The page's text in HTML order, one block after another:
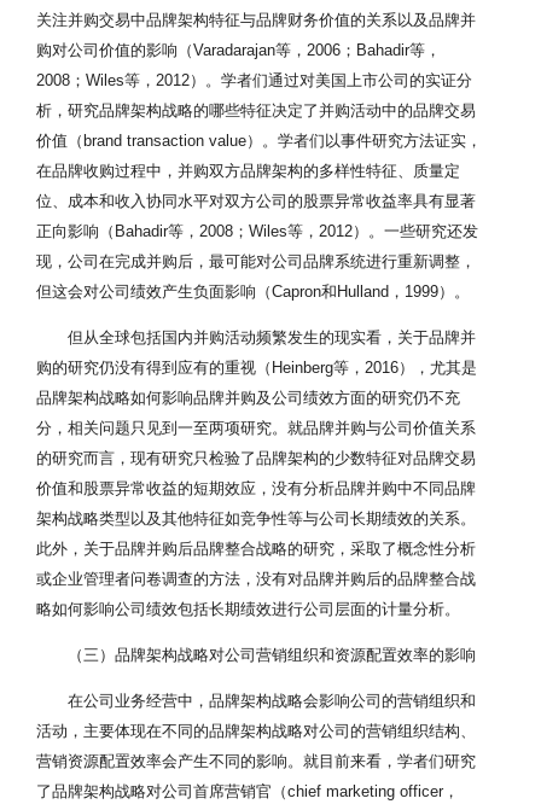
关注并购交易中品牌架构特征与品牌财务价值的关系以及品牌并
购对公司价值的影响（Varadarajan等，2006；Bahadir等，
2008；Wiles等，2012）。学者们通过对美国上市公司的实证分
析，研究品牌架构战略的哪些特征决定了并购活动中的品牌交易
价值（brand transaction value）。学者们以事件研究方法证实，
在品牌收购过程中，并购双方品牌架构的多样性特征、质量定
位、成本和收入协同水平对双方公司的股票异常收益率具有显著
正向影响（Bahadir等，2008；Wiles等，2012）。一些研究还发
现，公司在完成并购后，最可能对公司品牌系统进行重新调整，
但这会对公司绩效产生负面影响（Capron和Hulland，1999）。
但从全球包括国内并购活动频繁发生的现实看，关于品牌并
购的研究仍没有得到应有的重视（Heinberg等，2016），尤其是
品牌架构战略如何影响品牌并购及公司绩效方面的研究仍不充
分，相关问题只见到一至两项研究。就品牌并购与公司价值关系
的研究而言，现有研究只检验了品牌架构的少数特征对品牌交易
价值和股票异常收益的短期效应，没有分析品牌并购中不同品牌
架构战略类型以及其他特征如竞争性等与公司长期绩效的关系。
此外，关于品牌并购后品牌整合战略的研究，采取了概念性分析
或企业管理者问卷调查的方法，没有对品牌并购后的品牌整合战
略如何影响公司绩效包括长期绩效进行公司层面的计量分析。
（三）品牌架构战略对公司营销组织和资源配置效率的影响
在公司业务经营中，品牌架构战略会影响公司的营销组织和
活动，主要体现在不同的品牌架构战略对公司的营销组织结构、
营销资源配置效率会产生不同的影响。就目前来看，学者们研究
了品牌架构战略对公司首席营销官（chief marketing officer，